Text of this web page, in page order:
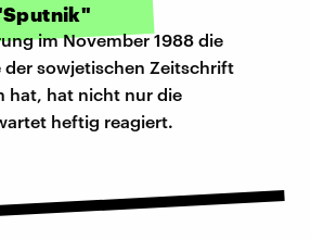
im November 1988 die
der sowjetischen Zeitschrift
hat, hat nicht nur die
heftig reagiert.